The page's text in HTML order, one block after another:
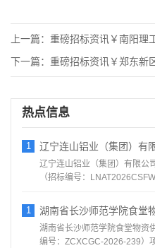
上一篇： 重磅招标资讯￥南阳理工学
下一篇： 重磅招标资讯￥郑东新区白沙
热点信息
1 辽宁连山铝业（集团）有
辽宁连山铝业（集团）有限公
（招标编号：
1 湖南省长沙师范学院食堂
湖南省长沙师范学院食堂物资
编号：ZCXCGC‑2026‑239）